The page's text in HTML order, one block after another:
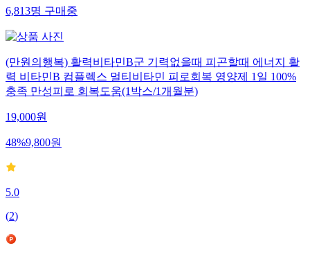
6,813명구매중
(만원의행복) 활력비타민B군 기력없을때 피곤할때 에너지 활
력 비타민B 컴플렉스 멀티비타민 피로회복 영양제 1일 100%
충족 만성피로 회복도움(1박스/1개월분)
19,000원
48%9,800원
5.0
(2)